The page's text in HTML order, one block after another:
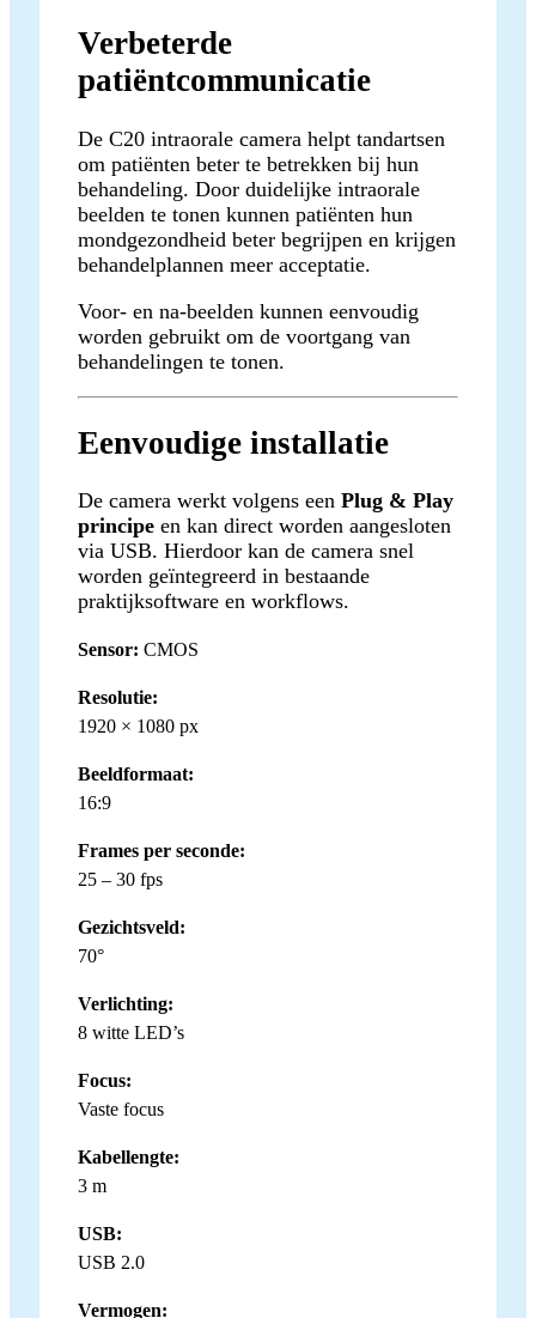
Verbeterde
patiëntcommunicatie
De C20 intraorale camera helpt tandartsen
om patiënten beter te betrekken bij hun
behandeling. Door duidelijke intraorale
beelden te tonen kunnen patiënten hun
mondgezondheid beter begrijpen en krijgen
behandelplannen meer acceptatie.
Voor- en na-beelden kunnen eenvoudig
worden gebruikt om de voortgang van
behandelingen te tonen.
Eenvoudige installatie
De camera werkt volgens een Plug & Play
principe en kan direct worden aangesloten
via USB. Hierdoor kan de camera snel
worden geïntegreerd in bestaande
praktijksoftware en workflows.
Sensor: CMOS
Resolutie:
1920 × 1080 px
Beeldformaat:
16:9
Frames per seconde:
25 – 30 fps
Gezichtsveld:
70°
Verlichting:
8 witte LED’s
Focus:
Vaste focus
Kabellengte:
3 m
USB:
USB 2.0
Vermogen: